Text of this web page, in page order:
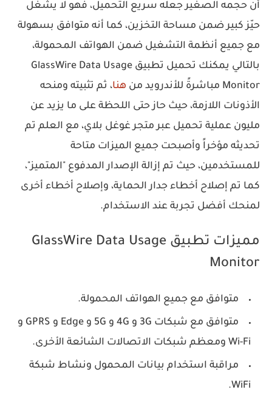
أن حجمه الصغير جعله سريع التحميل، فهو لا يشغل
حيّز كبير ضمن مساحة التخزين، كما أنه متوافق بسهولة
مع جميع أنظمة التشغيل ضمن الهواتف المحمولة،
بالتالي يمكنك تحميل تطبيق GlassWire Data Usage
Monitor مباشرةً للأندرويد من
هنا، ثم تثبيته ومنحه
الأذونات اللازمة، حيث حاز حتى اللحظة على ما يزيد عن
مليون عملية تحميل عبر متجر غوغل بلاي، مع العلم تم
تحديثه مؤخراً وأصبحت جميع الميزات متاحة
للمستخدمين، حيث تم إزالة الإصدار المدفوع "المتميز"،
كما تم إصلاح أخطاء جدار الحماية، وإصلاح أخطاء أخرى
لمنحك أفضل تجربة عند الاستخدام.
مميزات تطبيق GlassWire Data Usage
Monitor
متوافق مع جميع الهواتف المحمولة.
متوافق مع شبكات 3G و 4G و 5G و Edge و GPRS و
Wi-Fi ومعظم شبكات الاتصالات الشائعة الأخرى.
مراقبة استخدام بيانات المحمول ونشاط شبكة
WiFi.